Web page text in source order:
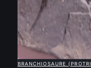
APERÇU RAPIDE
BRANCHIOSAURE